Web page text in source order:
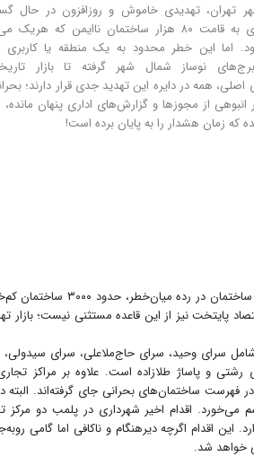
تهران، تهدیدی خاموش و روزافزون در حال
است؛ تهدیدی به قامت ۸۰ هزار ساختمان ناایمن که هریک
اما این خطر محدود به یک منطقه یا
نوساز شمال شهر گرفته تا بازار
اصلی، همه در دایره این تهدید جدی قرار دارند؛
انبوهی از مجوزها و گزارش‌های اداری پنهان مانده،
که زمان هشدار را به پایان برده ‌است!
براساس اعلام سازمان آتش‌نشانی، از کل ساختمان‌های ناایمن پایتخت، نزدیک به ۵۰ هزار ساختمان
پایتخت نیز از این قاعده مستثنی نیست؛ بازار
سرای وحید، سرای حاج‌ملاعلی، سرای
رشتی و پاساژ طلازاده است. علاوه بر مراکز
فهرست ساختمان‌های بحرانی جای گرفته‌اند. البته
اقدام اخیر شهرداری در پلمب دو مرکز
این اقدام اگرچه دیرهنگام و ناکافی اما گامی
خواهد شد.